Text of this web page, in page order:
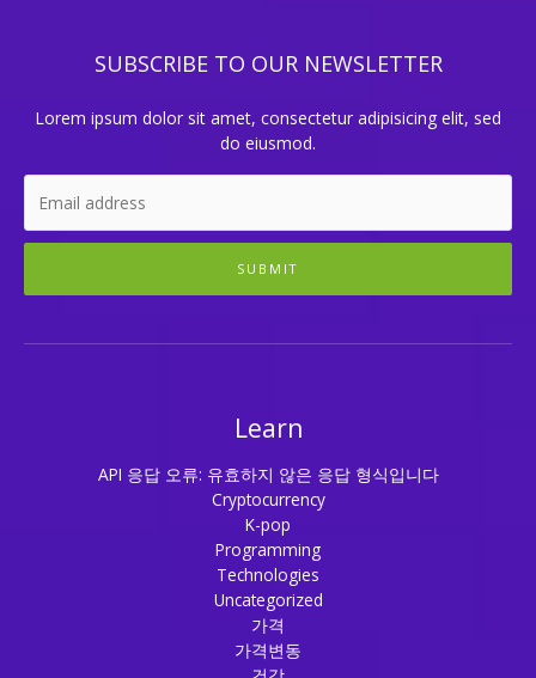
SUBSCRIBE TO OUR NEWSLETTER
Lorem ipsum dolor sit amet, consectetur adipisicing elit, sed
do eiusmod.
SUBMIT
Learn
API 응답 오류: 유효하지 않은 응답 형식입니다
Cryptocurrency
K-pop
Programming
Technologies
Uncategorized
가격
가격변동